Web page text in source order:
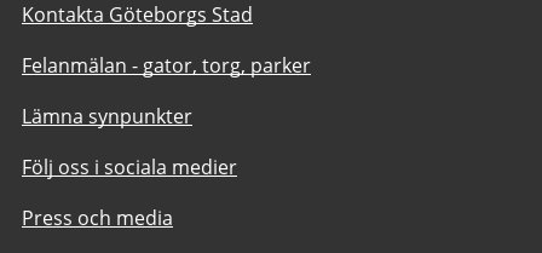
Kontakta Göteborgs Stad
Felanmälan - gator, torg, parker
Lämna synpunkter
Följ oss i sociala medier
Press och media